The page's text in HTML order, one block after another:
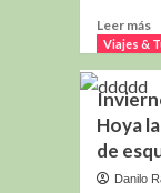
Leer más
Viajes &
Hoya
de
Danilo